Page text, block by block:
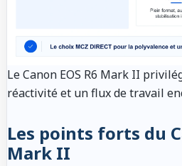
Le Canon EOS R6 Mark II
réactivité et un flux de travail
Les points forts du
Mark II